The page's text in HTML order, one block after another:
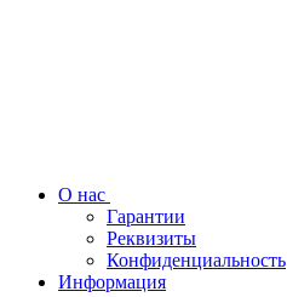
О нас
Гарантии
Реквизиты
Конфиденциальность
Информация